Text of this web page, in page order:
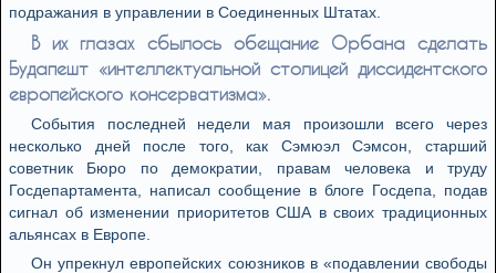
подражания в управлении в Соединенных Штатах.
В их глазах сбылось обещание Орбана сделать
Будапешт «интеллектуальной столицей диссидентского
европейского консерватизма».
События последней недели мая произошли всего через
несколько дней после того, как Сэмюэл Сэмсон, старший
советник Бюро по демократии, правам человека и труду
Госдепартамента, написал сообщение в блоге Госдепа, подав
сигнал об изменении приоритетов США в своих традиционных
альянсах в Европе.
Он упрекнул европейских союзников в «подавлении свободы